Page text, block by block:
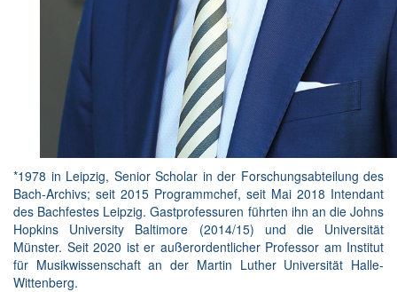
*1978 in Leipzig, Senior Scholar in der Forschungsabteilung des
Bach-Archivs; seit 2015 Programmchef, seit Mai 2018 Intendant
des Bachfestes Leipzig. Gastprofessuren führten ihn an die Johns
Hopkins University Baltimore (2014/15) und die Universität
Münster. Seit 2020 ist er außerordentlicher Professor am Institut
für Musikwissenschaft an der Martin Luther Universität Halle-
Wittenberg.